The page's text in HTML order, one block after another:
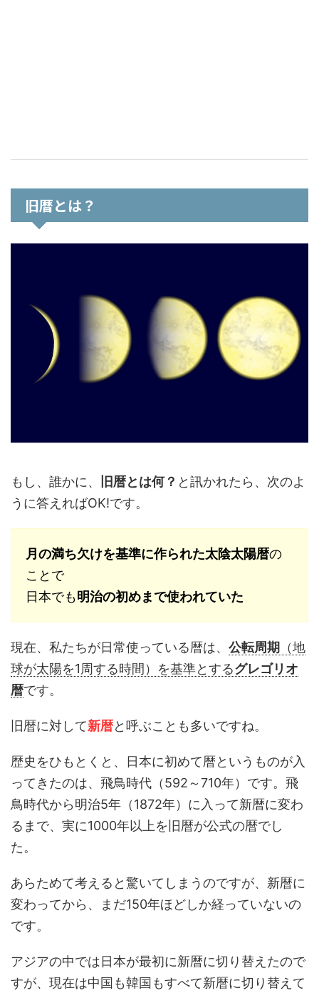
旧暦とは？
もし、誰かに、 旧暦とは何？ と訊かれたら、次のよ
うに答えればOK!です。
月の満ち欠けを基準に作られた太陰太陽暦の
ことで
日本でも明治の初めまで使われていた
現在、私たちが日常使っている暦は、 公転周期 （地
球が太陽を1周する時間）を基準とするグレゴリオ
暦です。
旧暦に対して新暦と呼ぶことも多いですね。
歴史をひもとくと、日本に初めて暦というものが入
ってきたのは、飛鳥時代（592～710年）です。飛
鳥時代から明治5年（1872年）に入って新暦に変わ
るまで、実に1000年以上を旧暦が公式の暦でし
た。
あらためて考えると驚いてしまうのですが、新暦に
変わってから、まだ150年ほどしか経っていないの
です。
アジアの中では日本が最初に新暦に切り替えたので
すが、現在は中国も韓国もすべて新暦に切り替えて